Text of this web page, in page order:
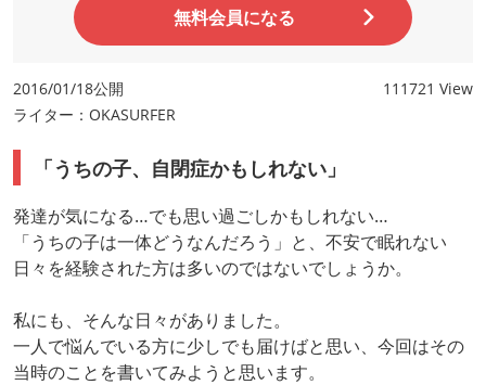
無料会員になる
2016/01/18公開
111721 View
ライター：OKASURFER
「うちの子、自閉症かもしれない」
発達が気になる…でも思い過ごしかもしれない…
「うちの子は一体どうなんだろう」と、不安で眠れない
日々を経験された方は多いのではないでしょうか。
私にも、そんな日々がありました。
一人で悩んでいる方に少しでも届けばと思い、今回はその
当時のことを書いてみようと思います。